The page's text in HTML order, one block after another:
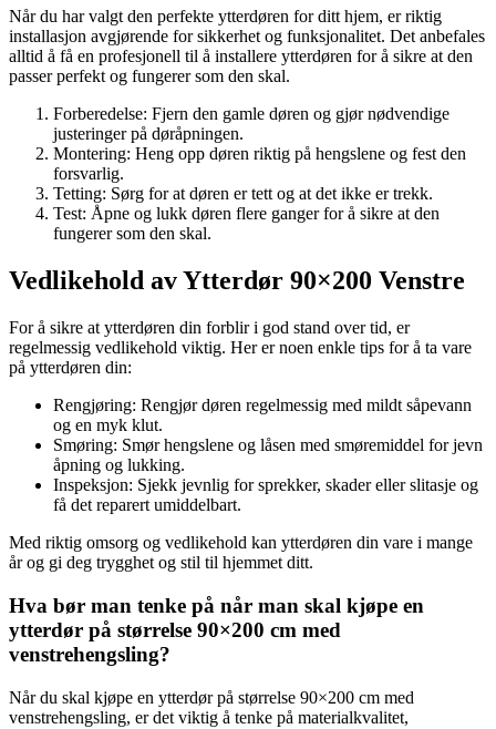
Når du har valgt den perfekte ytterdøren for ditt hjem, er riktig
installasjon avgjørende for sikkerhet og funksjonalitet. Det anbefales
alltid å få en profesjonell til å installere ytterdøren for å sikre at den
passer perfekt og fungerer som den skal.
Forberedelse: Fjern den gamle døren og gjør nødvendige
justeringer på døråpningen.
Montering: Heng opp døren riktig på hengslene og fest den
forsvarlig.
Tetting: Sørg for at døren er tett og at det ikke er trekk.
Test: Åpne og lukk døren flere ganger for å sikre at den
fungerer som den skal.
Vedlikehold av Ytterdør 90×200 Venstre
For å sikre at ytterdøren din forblir i god stand over tid, er
regelmessig vedlikehold viktig. Her er noen enkle tips for å ta vare
på ytterdøren din:
Rengjøring: Rengjør døren regelmessig med mildt såpevann
og en myk klut.
Smøring: Smør hengslene og låsen med smøremiddel for jevn
åpning og lukking.
Inspeksjon: Sjekk jevnlig for sprekker, skader eller slitasje og
få det reparert umiddelbart.
Med riktig omsorg og vedlikehold kan ytterdøren din vare i mange
år og gi deg trygghet og stil til hjemmet ditt.
Hva bør man tenke på når man skal kjøpe en
ytterdør på størrelse 90×200 cm med
venstrehengsling?
Når du skal kjøpe en ytterdør på størrelse 90×200 cm med
venstrehengsling, er det viktig å tenke på materialkvalitet,